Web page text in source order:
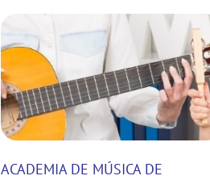
ACADEMIA DE MÚSICA DE